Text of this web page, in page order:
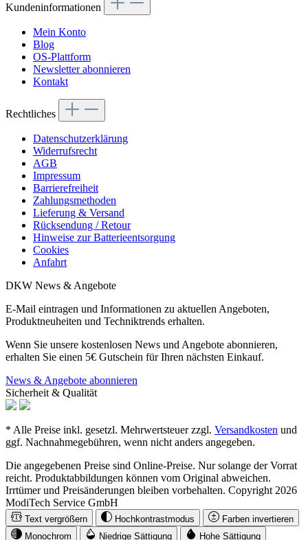
Kundeninformationen
Mein Konto
Blog
OS-Plattform
Newsletter abonnieren
Kontakt
Rechtliches
Datenschutzerklärung
Widerrufsrecht
AGB
Impressum
Barrierefreiheit
Zahlungsmethoden
Lieferung & Versand
Rücksendung / Retour
Hinweise zur Batterieentsorgung
Cookies
Anfahrt
DKW News & Angebote
E-Mail eintragen und Informationen zu aktuellen Angeboten,
Produktneuheiten und Techniktrends erhalten.
Wenn Sie unsere kostenlosen News und Angebote abonnieren,
erhalten Sie einen 5€ Gutschein für Ihren nächsten Einkauf.
News & Angebote abonnieren
Sicherheit & Qualität
* Alle Preise inkl. gesetzl. Mehrwertsteuer zzgl. Versandkosten und
ggf. Nachnahmegebühren, wenn nicht anders angegeben.
Die angegebenen Preise sind Online-Preise. Nur solange der Vorrat
reicht. Produktabbildungen können vom Original abweichen.
Irrtümer und Preisänderungen bleiben vorbehalten. Copyright 2026
ModiTech Service GmbH
Text vergrößern Hochkontrastmodus
Farben invertieren
Monochrom
Niedrige Sättigung Hohe Sättigung